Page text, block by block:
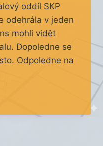
oddíl SKP
odehrála v jeden
mohli vidět
Dopoledne se
Odpoledne na